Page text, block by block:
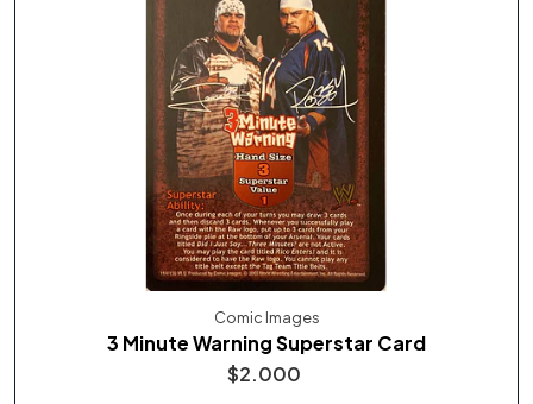
Comic Images
3 Minute Warning Superstar Card
$2.000